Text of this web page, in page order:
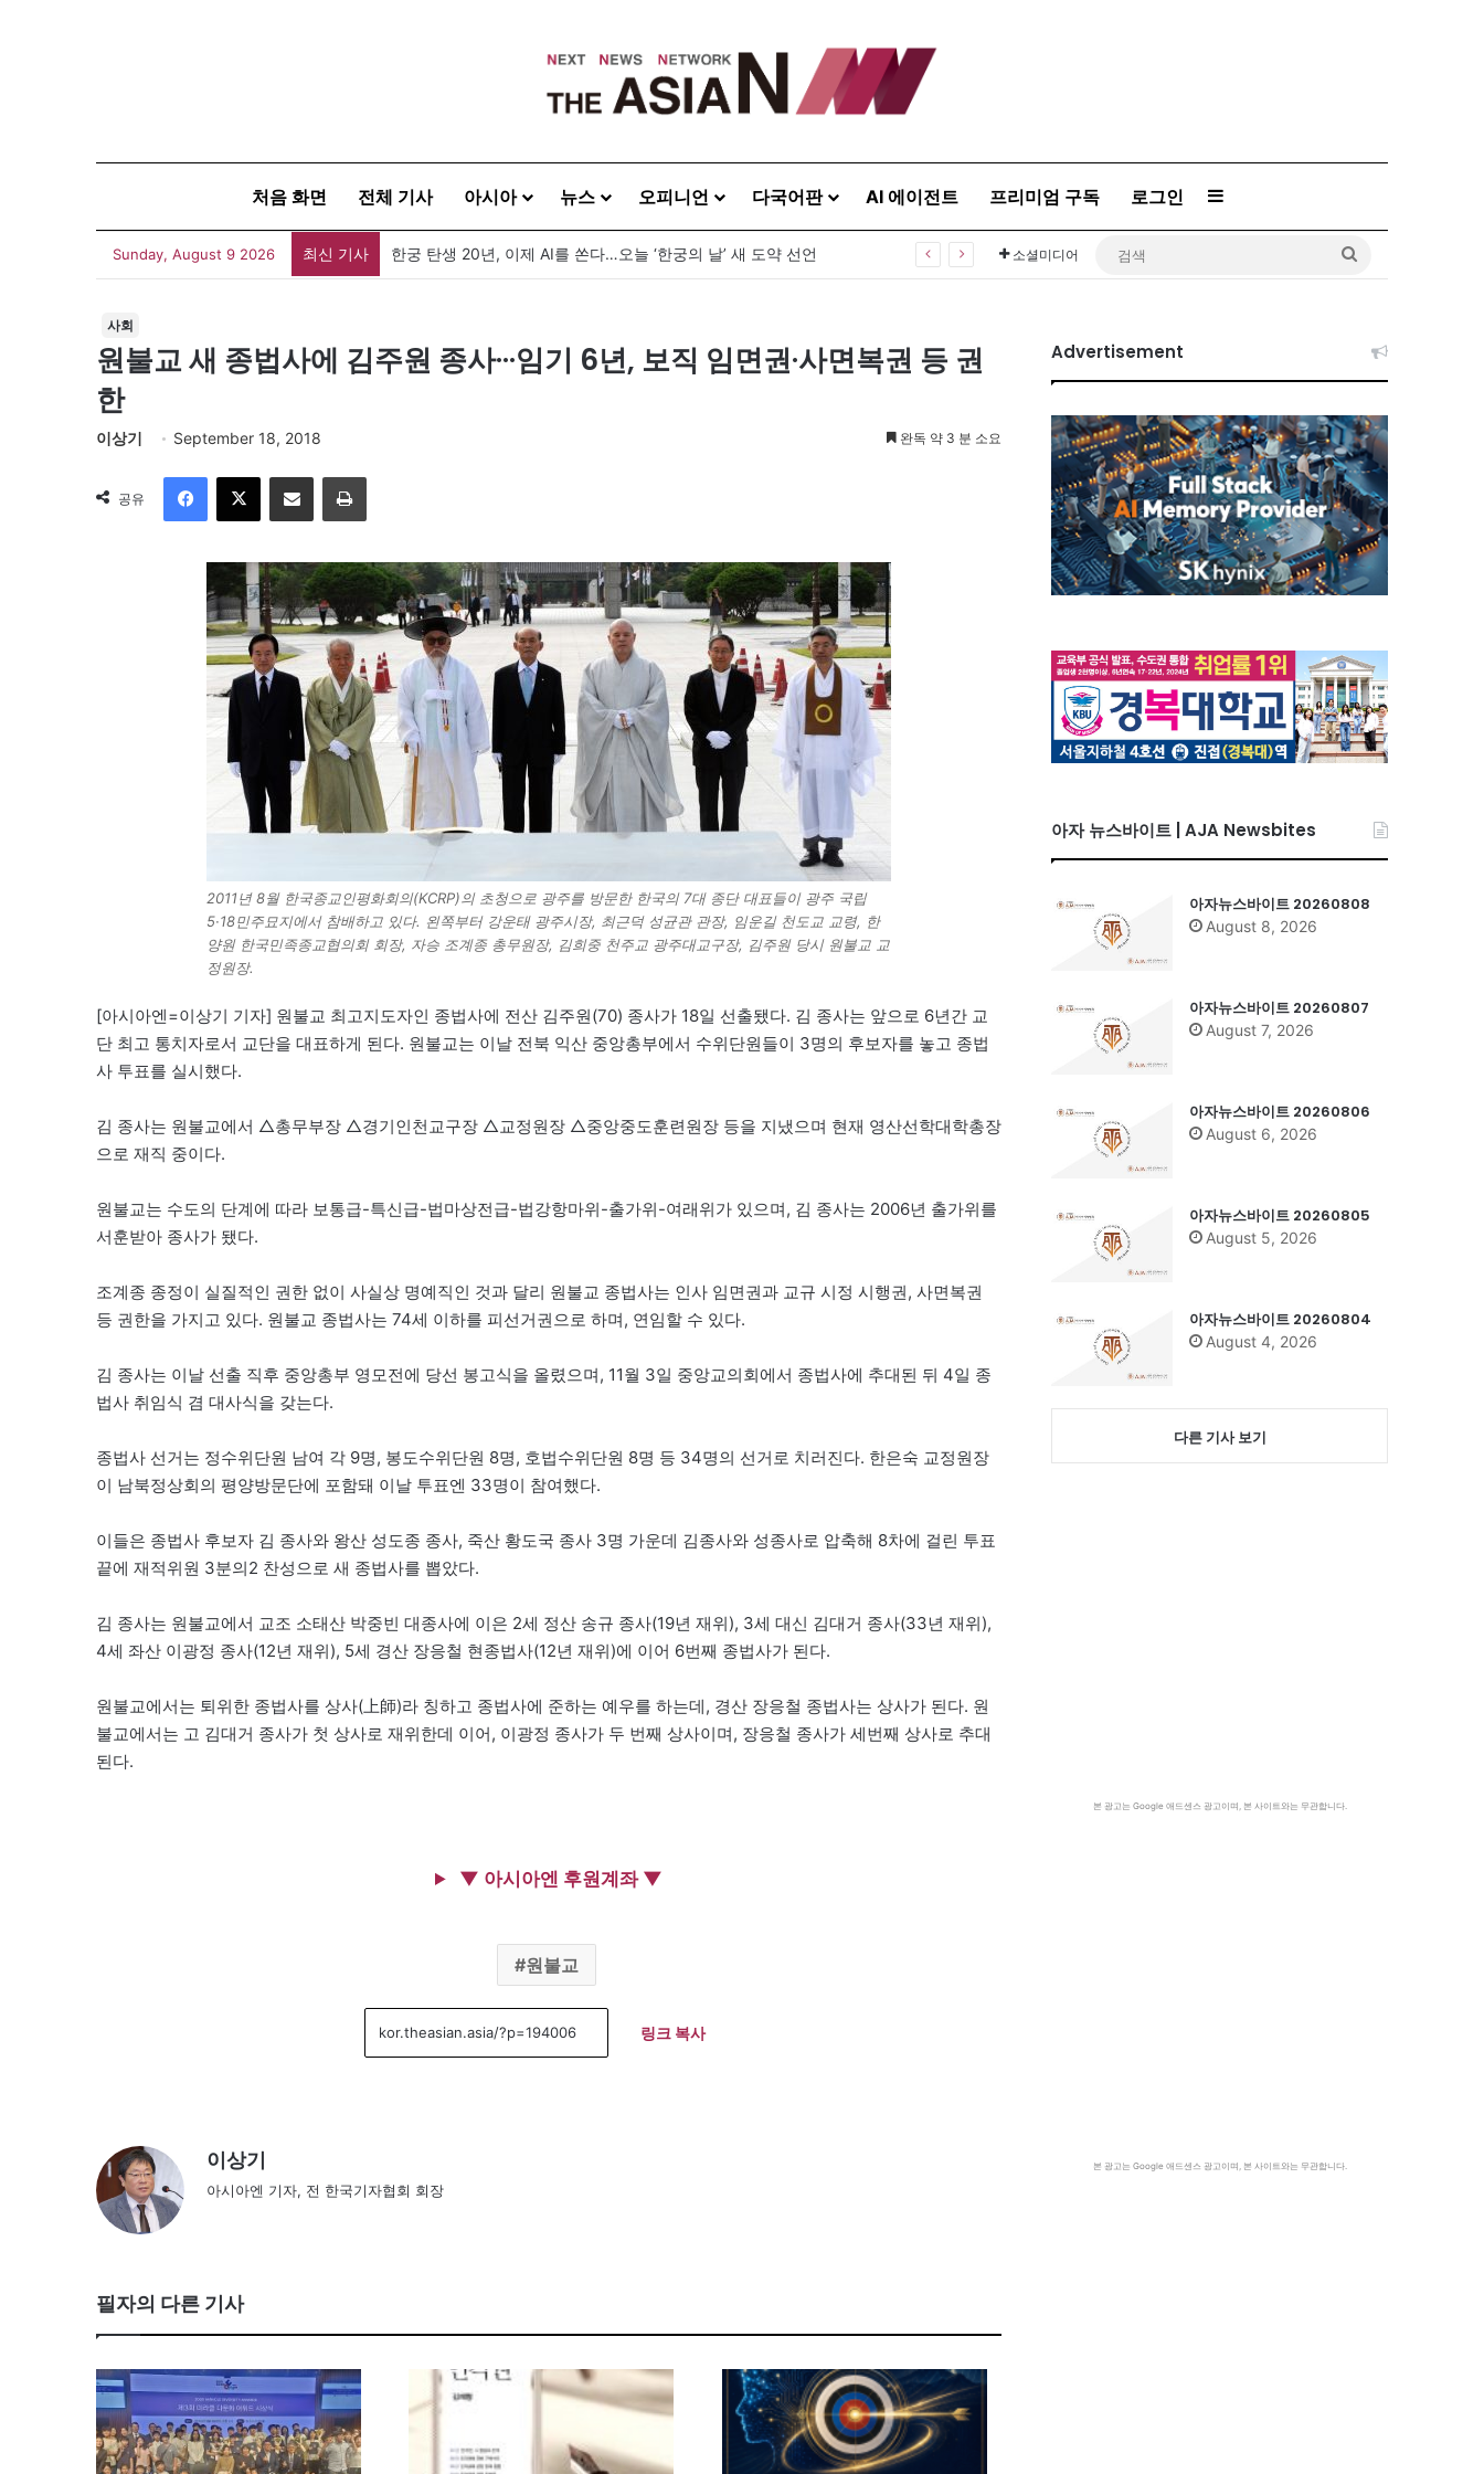
처음 화면 전체 기사 아시아 뉴스 오피니언 다국어판 AI 에이전트 프리미엄 구독 로그인 Sidebar
Sunday, August 9 2026 최신 기사 한궁 탄생 20년, 이제 AI를 쏜다…오늘 ‘한궁의 날’ 새 도약 선언 소셜미디어
사회
원불교 새 종법사에 김주원 종사···임기 6년, 보직 임면권·사면복권 등 권
한
이상기 September 18, 2018 완독 약 3 분 소요
공유
이메일
2011년 8월 한국종교인평화회의(KCRP)의 초청으로 광주를 방문한 한국의 7대 종단 대표들이 광주 국립
5·18민주묘지에서 참배하고 있다. 왼쪽부터 강운태 광주시장, 최근덕 성균관 관장, 임운길 천도교 교령, 한
양원 한국민족종교협의회 회장, 자승 조계종 총무원장, 김희중 천주교 광주대교구장, 김주원 당시 원불교 교
정원장.
[아시아엔=이상기 기자] 원불교 최고지도자인 종법사에 전산 김주원(70) 종사가 18일 선출됐다. 김 종사는 앞으로 6년간 교
단 최고 통치자로서 교단을 대표하게 된다. 원불교는 이날 전북 익산 중앙총부에서 수위단원들이 3명의 후보자를 놓고 종법
사 투표를 실시했다.
김 종사는 원불교에서 △총무부장 △경기인천교구장 △교정원장 △중앙중도훈련원장 등을 지냈으며 현재 영산선학대학총장
으로 재직 중이다.
원불교는 수도의 단계에 따라 보통급-특신급-법마상전급-법강항마위-출가위-여래위가 있으며, 김 종사는 2006년 출가위를
서훈받아 종사가 됐다.
조계종 종정이 실질적인 권한 없이 사실상 명예직인 것과 달리 원불교 종법사는 인사 임면권과 교규 시정 시행권, 사면복권
등 권한을 가지고 있다. 원불교 종법사는 74세 이하를 피선거권으로 하며, 연임할 수 있다.
김 종사는 이날 선출 직후 중앙총부 영모전에 당선 봉고식을 올렸으며, 11월 3일 중앙교의회에서 종법사에 추대된 뒤 4일 종
법사 취임식 겸 대사식을 갖는다.
종법사 선거는 정수위단원 남여 각 9명, 봉도수위단원 8명, 호법수위단원 8명 등 34명의 선거로 치러진다. 한은숙 교정원장
이 남북정상회의 평양방문단에 포함돼 이날 투표엔 33명이 참여했다.
이들은 종법사 후보자 김 종사와 왕산 성도종 종사, 죽산 황도국 종사 3명 가운데 김종사와 성종사로 압축해 8차에 걸린 투표
끝에 재적위원 3분의2 찬성으로 새 종법사를 뽑았다.
김 종사는 원불교에서 교조 소태산 박중빈 대종사에 이은 2세 정산 송규 종사(19년 재위), 3세 대신 김대거 종사(33년 재위),
4세 좌산 이광정 종사(12년 재위), 5세 경산 장응철 현종법사(12년 재위)에 이어 6번째 종법사가 된다.
원불교에서는 퇴위한 종법사를 상사(上師)라 칭하고 종법사에 준하는 예우를 하는데, 경산 장응철 종법사는 상사가 된다. 원
불교에서는 고 김대거 종사가 첫 상사로 재위한데 이어, 이광정 종사가 두 번째 상사이며, 장응철 종사가 세번째 상사로 추대
된다.
▼ 아시아엔 후원계좌 ▼
원불교
링크 복사
이상기
아시아엔 기자, 전 한국기자협회 회장
필자의 다른 기사
Advertisement
아자 뉴스바이트 | AJA Newsbites
아자뉴스바이트 20260808
August 8, 2026
아자뉴스바이트 20260807
August 7, 2026
아자뉴스바이트 20260806
August 6, 2026
아자뉴스바이트 20260805
August 5, 2026
아자뉴스바이트 20260804
August 4, 2026
다른 기사 보기
본 광고는 Google 애드센스 광고이며, 본 사이트와는 무관합니다.
본 광고는 Google 애드센스 광고이며, 본 사이트와는 무관합니다.